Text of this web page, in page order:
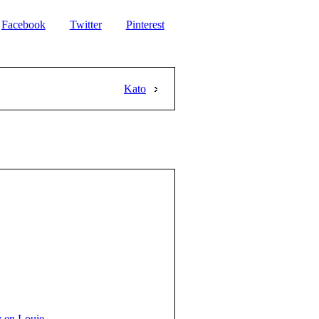
Facebook Twitter Pinterest
Kato